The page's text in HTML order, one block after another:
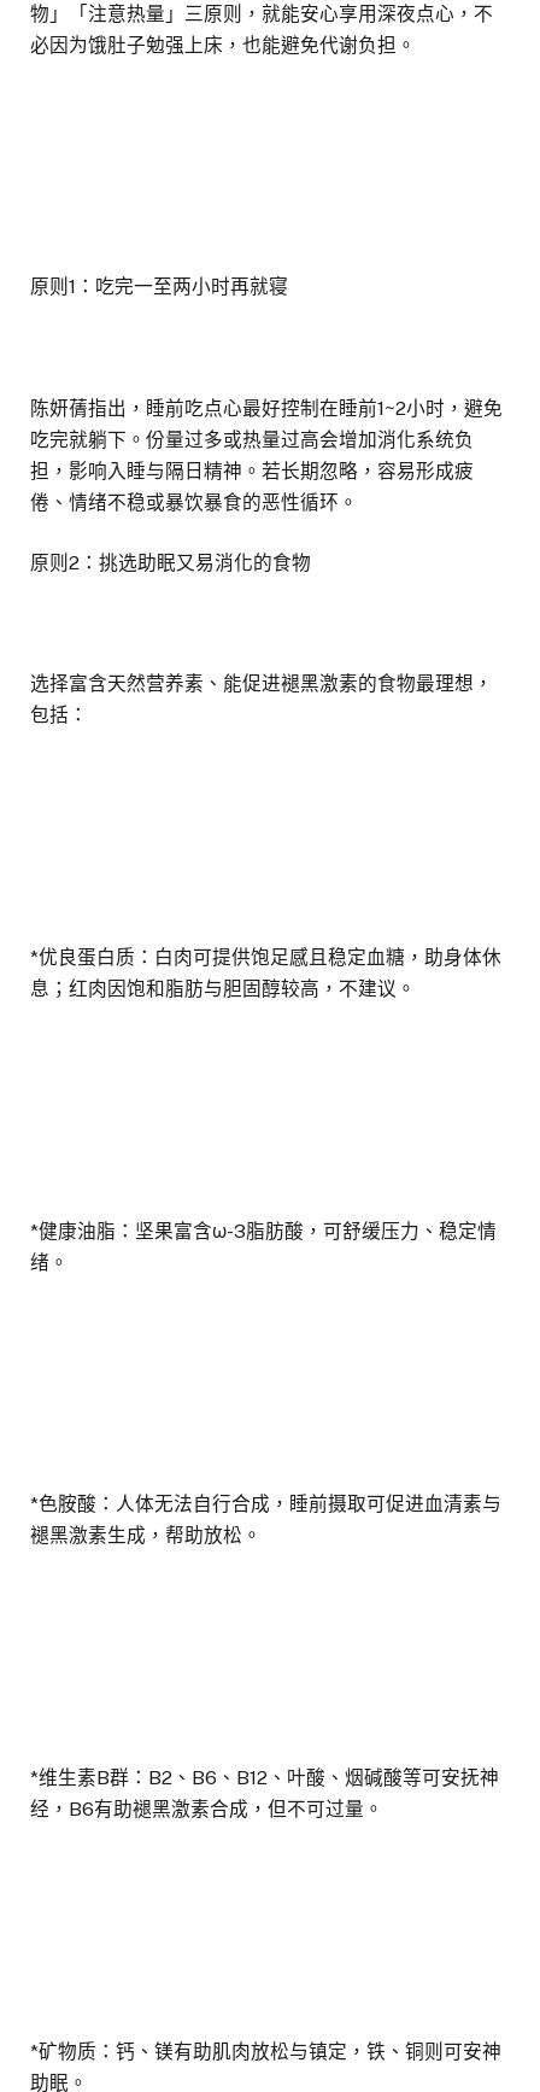
物」「注意热量」三原则，就能安心享用深夜点心，不
必因为饿肚子勉强上床，也能避免代谢负担。
原则1：吃完一至两小时再就寝
陈妍蒨指出，睡前吃点心最好控制在睡前1~2小时，避免
吃完就躺下。份量过多或热量过高会增加消化系统负
担，影响入睡与隔日精神。若长期忽略，容易形成疲
倦、情绪不稳或暴饮暴食的恶性循环。
原则2：挑选助眠又易消化的食物
选择富含天然营养素、能促进褪黑激素的食物最理想，
包括：
*优良蛋白质：白肉可提供饱足感且稳定血糖，助身体休
息；红肉因饱和脂肪与胆固醇较高，不建议。
*健康油脂：坚果富含ω-3脂肪酸，可舒缓压力、稳定情
绪。
*色胺酸：人体无法自行合成，睡前摄取可促进血清素与
褪黑激素生成，帮助放松。
*维生素B群：B2、B6、B12、叶酸、烟碱酸等可安抚神
经，B6有助褪黑激素合成，但不可过量。
*矿物质：钙、镁有助肌肉放松与镇定，铁、铜则可安神
助眠。